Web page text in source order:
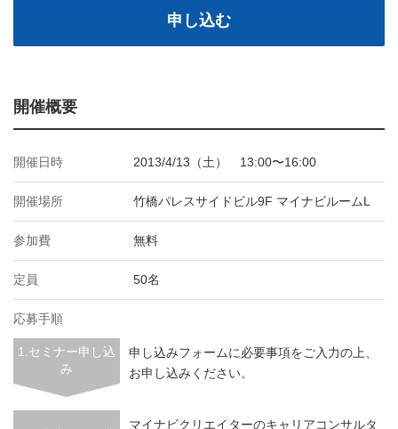
申し込む
開催概要
開催日時 2013/4/13（土） 13:00〜16:00
開催場所 竹橋パレスサイドビル9F マイナビルームL
参加費 無料
定員 50名
応募手順
1.セミナー申し込
み
申し込みフォームに必要事項をご入力の上、
お申し込みください。
マイナビクリエイターのキャリアコンサルタ